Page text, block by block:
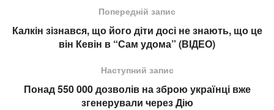
Попередній запис
Калкін зізнався, що його діти досі не знають, що це
він Кевін в “Сам удома” (ВІДЕО)
Наступний запис
Понад 550 000 дозволів на зброю українці вже
згенерували через Дію